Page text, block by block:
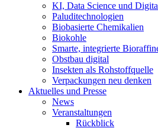
KI, Data Science und
Paluditechnologien
Biobasierte Chemikalien
Biokohle
Smarte, integrierte
Obstbau digital
Insekten als Rohstoffquelle
Verpackungen neu denken
Aktuelles und Presse
News
Veranstaltungen
Rückblick